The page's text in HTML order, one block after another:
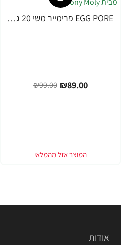
-10% EGG PORE פרימייר משי 20 גרם - מבית Tony Moly
₪89.00
₪99.00
אודות